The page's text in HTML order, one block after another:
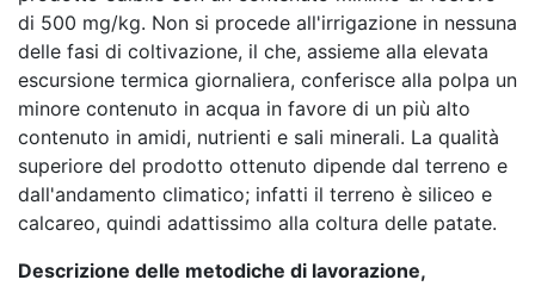
di 500 mg/kg. Non si procede all'irrigazione in nessuna
delle fasi di coltivazione, il che, assieme alla elevata
escursione termica giornaliera, conferisce alla polpa un
minore contenuto in acqua in favore di un più alto
contenuto in amidi, nutrienti e sali minerali. La qualità
superiore del prodotto ottenuto dipende dal terreno e
dall'andamento climatico; infatti il terreno è siliceo e
calcareo, quindi adattissimo alla coltura delle patate.
Descrizione delle metodiche di lavorazione,